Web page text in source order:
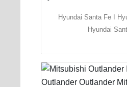
Hyundai Santa Fe I
Hyundai